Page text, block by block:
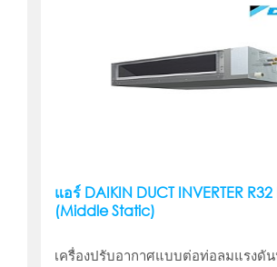
แอร์ DAIKIN DUCT INVERTER R32
(Middle Static)
เครื่องปรับอากาศแบบต่อท่อลมแรงดั